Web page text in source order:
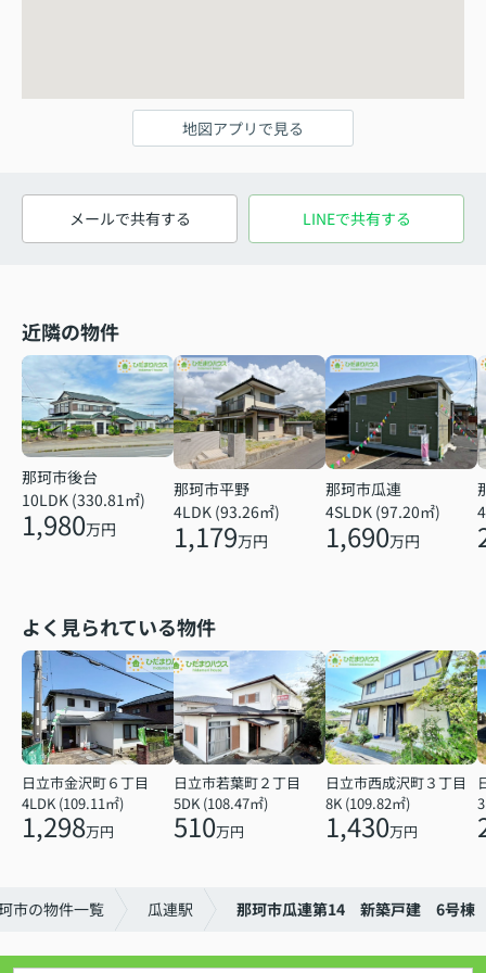
地図アプリで見る
メールで共有する LINEで共有する
近隣の物件
那珂市後台
10LDK (330.81㎡)
1,980万円
那珂市平野
4LDK (93.26㎡)
1,179万円
那珂市瓜連
4SLDK (97.20㎡)
1,690万円
よく見られている物件
日立市金沢町６丁目
4LDK (109.11㎡)
1,298万円
日立市若葉町２丁目
5DK (108.47㎡)
510万円
日立市西成沢町３丁目
8K (109.82㎡)
1,430万円
市の物件一覧 瓜連駅 那珂市瓜連第14 新築戸建 6号棟